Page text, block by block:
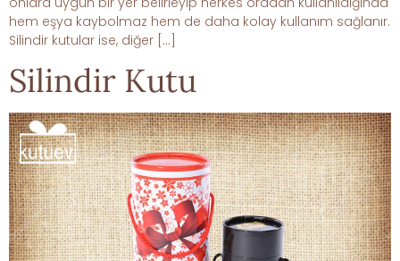
hem eşya kaybolmaz hem de daha kolay kullanım sağlanır.
Silindir kutular ise, diğer […]
Silindir Kutu